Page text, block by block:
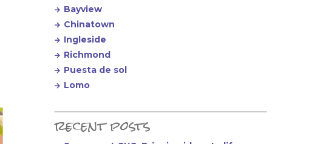
Bayview
Chinatown
Ingleside
Richmond
Puesta de sol
Lomo
recent posts